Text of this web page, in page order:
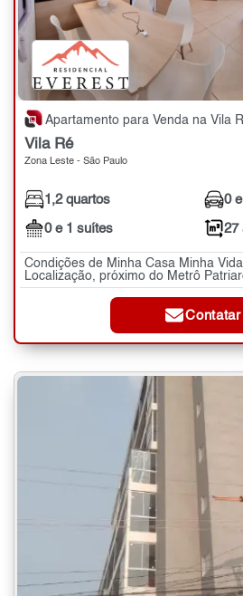
Apartamento para Venda na Vila Ré
Vila Ré
Zona Leste - São Paulo
1,2 quartos
0 e 1 suítes
0
27
Condições de Minha Casa Minha
Localização, próximo do Metrô
Contatar